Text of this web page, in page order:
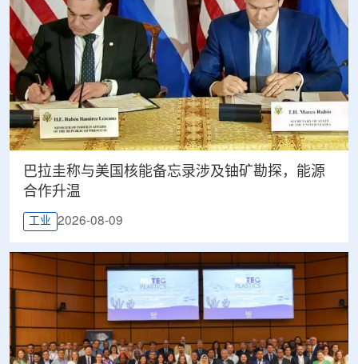
巴拉圭称与美国核能备忘录涉及铀矿勘探，能源
合作升温
工业 2026-08-09